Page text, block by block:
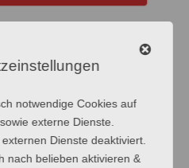
den Beschuldigten oft in
neigt. Leider
meistens jedoch nur noch
notwendige Cookies auf
externe Dienste.
Dienste deaktiviert.
nach belieben aktivieren &